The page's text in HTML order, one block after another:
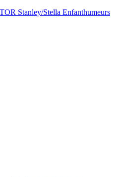
Stanley/Stella Enfanthumeurs